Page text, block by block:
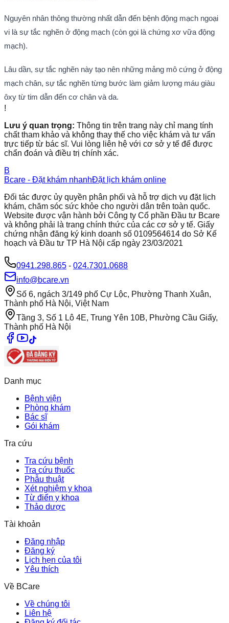
Nguyên nhân thông thường nhất dẫn đến bệnh động mạch ngoại
vi là sự tắc nghẽn ở động mạch (còn gọi là chứng xơ vữa động
mạch).
Lâu dần, sự tắc nghẽn này tạo nên những mảng mô cứng ở động
mạch chân, sự tắc nghẽn từng bước làm giảm lượng máu giàu
ôxy từ tim dẫn đến cơ chân và da.
!
Lưu ý quan trọng: Thông tin trên trang này chỉ mang tính
chất tham khảo và không thay thế cho việc khám và tư vấn
trực tiếp từ bác sĩ. Vui lòng liên hệ với cơ sở y tế để được
chẩn đoán và điều trị chính xác.
B
Bcare - Đặt khám nhanhĐặt lịch khám online
Đối tác được ủy quyền phân phối và hỗ trợ dịch vụ đặt lịch
khám, chăm sóc sức khỏe cho người dân trên toàn quốc.
Website được vận hành bởi Công ty Cổ phần Đầu tư Bcare
và không phải là trang chính thức của các cơ sở y tế. Giấy
chứng nhận đăng ký kinh doanh số 0109564614 do Sở Kế
hoạch và Đầu tư TP Hà Nội cấp ngày 23/03/2021
0941.298.865 - 024.7301.0688
info@bcare.vn
Số 6, ngách 3/149 phố Cự Lộc, Phường Thanh Xuân,
Thành phố Hà Nội, Việt Nam
Tầng 3, Số 1 Lô 4E, Trung Yên 10B, Phường Cầu Giấy,
Thành phố Hà Nội
Danh mục
Bệnh viện
Phòng khám
Bác sĩ
Gói khám
Tra cứu
Tra cứu bệnh
Tra cứu thuốc
Phẫu thuật
Xét nghiệm y khoa
Từ điển y khoa
Thảo dược
Tài khoản
Đăng nhập
Đăng ký
Lịch hẹn của tôi
Yêu thích
Về BCare
Về chúng tôi
Liên hệ